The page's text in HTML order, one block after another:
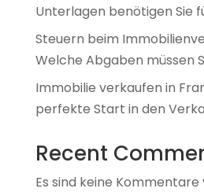
Unterlagen benötigen Sie
Steuern beim
Welche Abgaben müssen
Immobilie verkaufen in
perfekte Start in den
Recent
Es sind keine